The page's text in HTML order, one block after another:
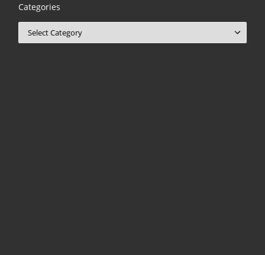
Categories